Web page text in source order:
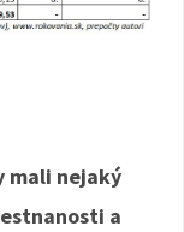
mali nejaký
a